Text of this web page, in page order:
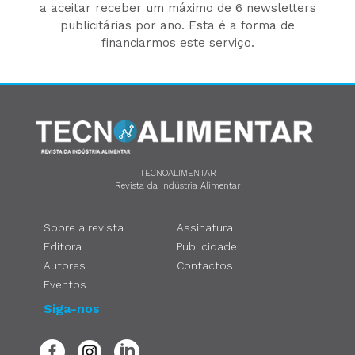
a aceitar receber um máximo de 6 newsletters
publicitárias por ano. Esta é a forma de
financiarmos este serviço.
TECNOALIMENTAR
Revista da Indústria Alimentar
Sobre a revista
Editora
Autores
Eventos
Assinatura
Publicidade
Contactos
Siga-nos